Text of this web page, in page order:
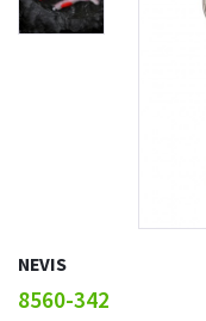
NEVIS
8560-342